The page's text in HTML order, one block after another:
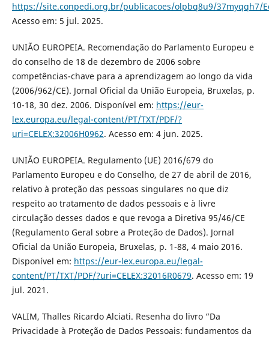
https://site.conpedi.org.br/publicacoes/olpbq8u9/37myqqh7/
Acesso em: 5 jul. 2025.
UNIÃO EUROPEIA. Recomendação do Parlamento Europeu e
do conselho de 18 de dezembro de 2006 sobre
competências-chave para a aprendizagem ao longo da vida
(2006/962/CE). Jornal Oficial da União Europeia, Bruxelas, p.
10-18, 30 dez. 2006. Disponível em: https://eur-
lex.europa.eu/legal-content/PT/TXT/PDF/?
uri=CELEX:32006H0962. Acesso em: 4 jun. 2025.
UNIÃO EUROPEIA. Regulamento (UE) 2016/679 do
Parlamento Europeu e do Conselho, de 27 de abril de 2016,
relativo à proteção das pessoas singulares no que diz
respeito ao tratamento de dados pessoais e à livre
circulação desses dados e que revoga a Diretiva 95/46/CE
(Regulamento Geral sobre a Proteção de Dados). Jornal
Oficial da União Europeia, Bruxelas, p. 1-88, 4 maio 2016.
Disponível em: https://eur-lex.europa.eu/legal-
content/PT/TXT/PDF/?uri=CELEX:32016R0679. Acesso em: 19
jul. 2021.
VALIM, Thalles Ricardo Alciati. Resenha do livro “Da
Privacidade à Proteção de Dados Pessoais: fundamentos da